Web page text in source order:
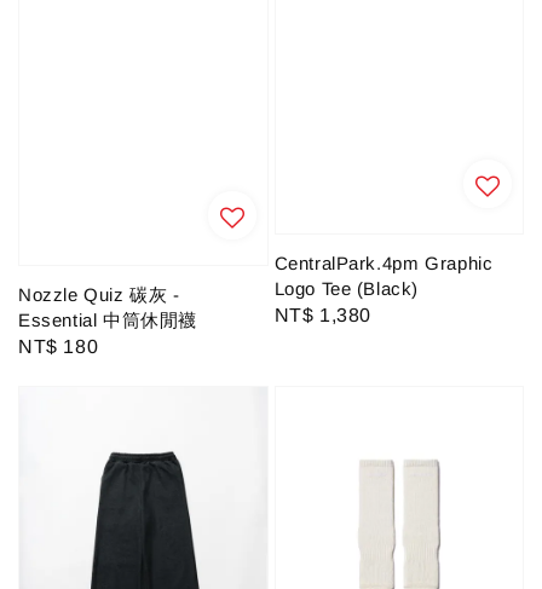
Nozzle Quiz 碳灰 -
Essential 中筒休閒襪
Regular
NT$ 180
CentralPark.4pm Graphic
Logo Tee (Black)
Regular
NT$ 1,380